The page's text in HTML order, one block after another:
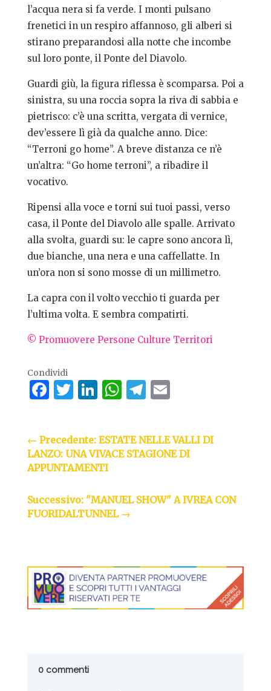
l’acqua nera si fa verde. I monti pulsano
frenetici in un respiro affannoso, gli alberi si
stirano preparandosi alla notte che incombe
sul loro ponte, il Ponte del Diavolo.
Guardi giù, la figura riflessa è scomparsa. Poi a
sinistra, su una roccia sopra la riva di sabbia e
pietrisco: c’è una scritta, vergata di vernice,
dev’essere lì già da qualche anno. Dice:
“Terroni go home”. A breve distanza ce n’è
un’altra: “Go home terroni”, a ribadire il
vocativo.
Ripensi alla voce e torni sui tuoi passi, verso
casa, il Ponte del Diavolo alle spalle. Arrivato
alla svolta, guardi su: le capre sono ancora lì,
due bianche, una nera e una caffellatte. In
un’ora non si sono mosse di un millimetro.
La capra con il volto vecchio ti guarda per
l’ultima volta. E sembra compatirti.
© Promuovere Persone Culture Territori
Condividi
Facebook
Twitter
LinkedIn
WhatsApp
Telegram
Email
← Precedente: ESTATE NELLE VALLI DI
LANZO: UNA VIVACE STAGIONE DI
APPUNTAMENTI
Successivo: "MANUEL SHOW" A IVREA CON
FUORIDALTUNNEL→
0 commenti